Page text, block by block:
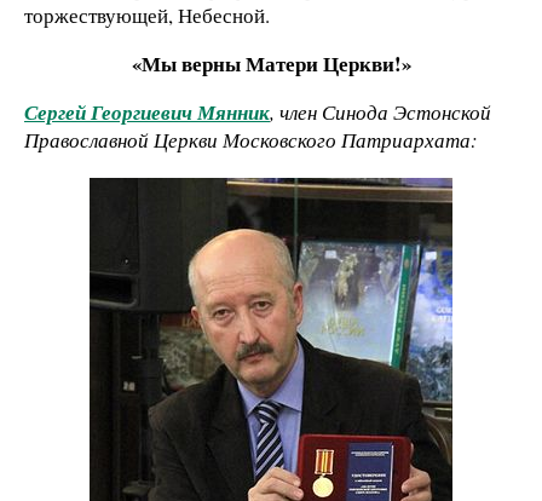
торжествующей, Небесной.
«Мы верны Матери Церкви!»
Сергей Георгиевич Мянник, член Синода Эстонской
Православной Церкви Московского Патриархата: